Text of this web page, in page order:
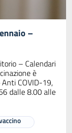
–
– Calendari
è
COVID-19,
dalle 8.00 alle